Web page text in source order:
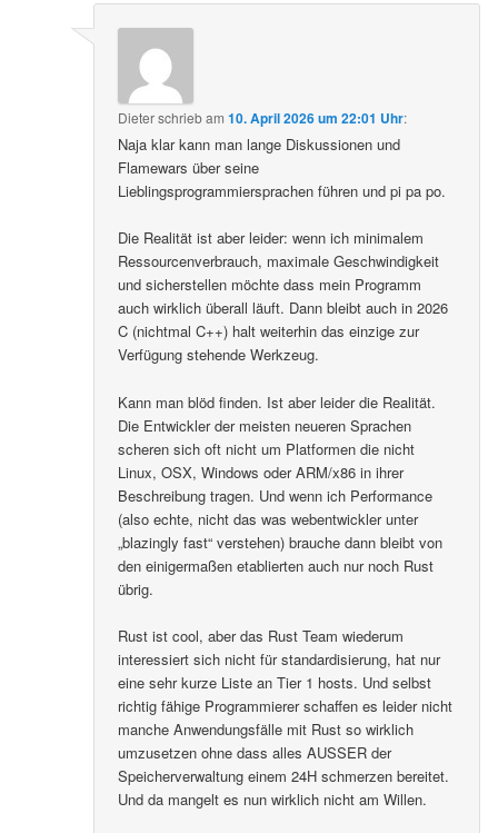
Dieterschriebam10. April 2026 um 22:01 Uhr:
Naja klar kann man lange Diskussionen und
Flamewars über seine
Lieblingsprogrammiersprachen führen und pi pa po.
Die Realität ist aber leider: wenn ich minimalem
Ressourcenverbrauch, maximale Geschwindigkeit
und sicherstellen möchte dass mein Programm
auch wirklich überall läuft. Dann bleibt auch in 2026
C (nichtmal C++) halt weiterhin das einzige zur
Verfügung stehende Werkzeug.
Kann man blöd finden. Ist aber leider die Realität.
Die Entwickler der meisten neueren Sprachen
scheren sich oft nicht um Platformen die nicht
Linux, OSX, Windows oder ARM/x86 in ihrer
Beschreibung tragen. Und wenn ich Performance
(also echte, nicht das was webentwickler unter
„blazingly fast“ verstehen) brauche dann bleibt von
den einigermaßen etablierten auch nur noch Rust
übrig.
Rust ist cool, aber das Rust Team wiederum
interessiert sich nicht für standardisierung, hat nur
eine sehr kurze Liste an Tier 1 hosts. Und selbst
richtig fähige Programmierer schaffen es leider nicht
manche Anwendungsfälle mit Rust so wirklich
umzusetzen ohne dass alles AUSSER der
Speicherverwaltung einem 24H schmerzen bereitet.
Und da mangelt es nun wirklich nicht am Willen.